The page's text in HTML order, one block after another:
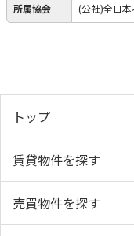
所属協会 (公社)全日
トップ
賃貸物件を探す
売買物件を探す